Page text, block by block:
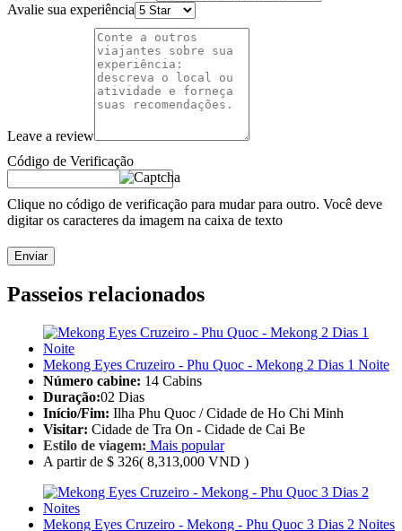
Avalie sua experiência
Leave a review
Código de Verificação
Clique no código de verificação para mudar para outro. Você deve
digitar os caracteres da imagem na caixa de texto
Enviar
Passeios relacionados
Mekong Eyes Cruzeiro - Phu Quoc - Mekong 2 Dias 1 Noite
Número cabine: 14 Cabins
Duração:02 Dias
Início/Fim: Ilha Phu Quoc / Cidade de Ho Chi Minh
Visitar: Cidade de Tra On - Cidade de Cai Be
Estilo de viagem: Mais popular
A partir de $ 326( 8,313,000 VND )
Mekong Eyes Cruzeiro - Mekong - Phu Quoc 3 Dias 2 Noites